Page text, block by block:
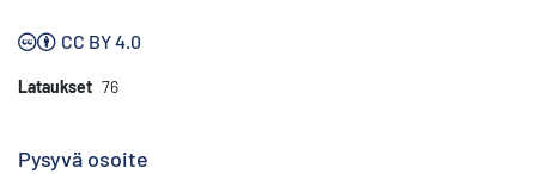
CC BY 4.0
Lataukset 76
Pysyvä osoite